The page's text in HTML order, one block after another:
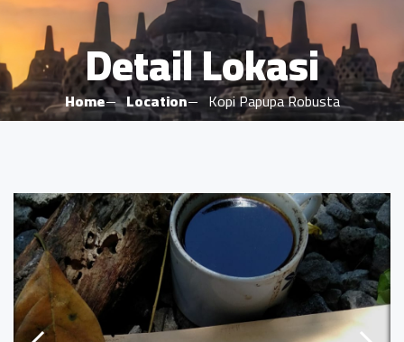
Detail Lokasi
Home Location Kopi Papupa Robusta